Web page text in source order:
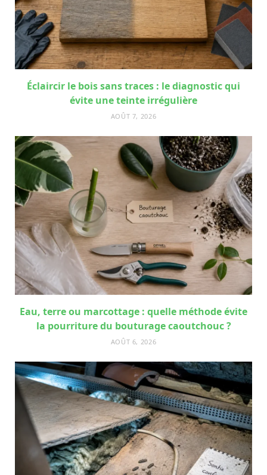
Éclaircir le bois sans traces : le diagnostic qui
évite une teinte irrégulière
AOÛT 7, 2026
Eau, terre ou marcottage : quelle méthode évite
la pourriture du bouturage caoutchouc ?
AOÛT 6, 2026